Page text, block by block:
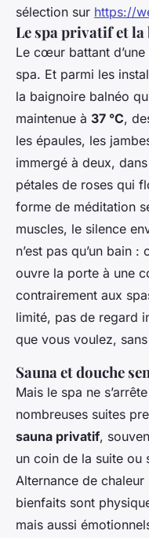
sélection sur https://
Le spa privatif et
Le cœur battant
spa. Et parmi les
la baignoire balnéo
maintenue à 37 °C,
les épaules, les
immergé à deux,
pétales de roses qui
forme de méditation
muscles, le silence
n’est pas qu’un bain
ouvre la porte à une
contrairement aux
limité, pas de regard
que vous voulez,
Sauna et douche
Mais le spa ne
nombreuses suites
sauna privatif,
un coin de la suite ou
Alternance de
bienfaits sont
mais aussi